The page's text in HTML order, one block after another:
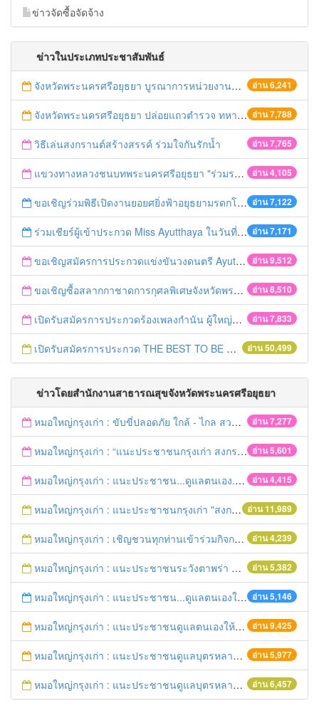
ข่าวจัดซื้อจัดจ้าง
ข่าวในประเภทประชาสัมพันธ์
อ่าน 6,241
จังหวัดพระนครศรีอยุธยา บูรณาการหน่วยงานที่เกี่ยวข้อง ลงพื้นที่จัดระเบียบและดำเนินมาตรการตามบทลงโทษสูงสุดกับผู้ประกอบการร้านค้าที่ยังฝ่าฝืนตั้งร้านค้ารุกล้ำเขตพื้นที่ทางหลวง เตรียมความปลอดภัยก่อนเทศกาลสงกรานต์
อ่าน 7,788
จังหวัดพระนครศรีอยุธยา ปล่อยแถวตำรวจ ทหาร ฝ่ายปกครอง กว่า 100 นาย ตรวจเข้มท่ารถสาธารณะ สถานีขนส่งรถโดยสาร วินรถตู้ และสถานีรถไฟ เตรียมรับมือเทศกาลสงกรานต์
อ่าน 7,765
วิธีเล่นสงกรานต์สร้างสรรค์ ร่วมใจกันรักน้ำ
อ่าน 4,105
แขวงทางหลวงชนบทพระนครศรีอยุธยา "ร่วมรณรงค์ ขับช้า เปิดไฟหน้า คาดเข็มขัด" เทศกาลสงกรานต์ ปี 2561
อ่าน 7,122
ขอเชิญร่วมพิธีเปิดงานยอยศยิ่งฟ้าอยุธยามรดกโลก
อ่าน 7,171
ร่วมเชียร์ผู้เข้าประกวด Miss Ayutthaya ในวันที่ 15 ธันวาคม 2560
อ่าน 9,512
ขอเชิญสมัครการประกวดแข่งขันวงดนตรี Ayutthaya battle of the bands
อ่าน 8,510
ขอเชิญซื้อสลากกาชาดการกุศลพิเศษจังหวัดพระนครศรีอยุธยา 2560
อ่าน 7,833
เปิดรับสมัครการประกวดร้องเพลงกำนัน ผู้ใหญ่บ้าน ฯลฯ
อ่าน 50,499
เปิดรับสมัครการประกวด THE BEST TO BE NUMBER ONE
ข่าวโดยสำนักงานสาธารณสุขจังหวัดพระนครศรีอยุธยา
อ่าน 7,277
หมอใหญ่กรุงเก่า : ขับขี่ปลอดภัย ใกล้ - ไกล สวมหมวกนิรภัย
อ่าน 5,601
หมอใหญ่กรุงเก่า : “แนะประชาชนกรุงเก่า สงกรานต์ร่วมขับขี่ปลอดภัย
อ่าน 4,415
หมอใหญ่กรุงเก่า : แนะประชาชน...ดูแลตนเอง...“รับมือภัยแล้ง”
อ่าน 11,989
หมอใหญ่กรุงเก่า : แนะประชาชนกรุงเก่า "สงกรานต์ขับขี่ปลอดภัย"
อ่าน 4,239
หมอใหญ่กรุงเก่า : เชิญชวนทุกท่านเข้าร่วมกิจกรรมวิ่งเพื่อสุขภาพ 7เมษายนนี้ 5โมงเย็น
อ่าน 5,382
หมอใหญ่กรุงเก่า : แนะประชาชนระวังตาพร่า ปวดศีรษะ ชาครึ่งซีก เสี่ยงอัมพฤกษ์ อัมพาต
อ่าน 5,146
หมอใหญ่กรุงเก่า : แนะประชาชน...ดูแลตนเองให้ห่างไกลโรค...ในช่วงฤดูร้อน
อ่าน 9,425
หมอใหญ่กรุงเก่า : แนะประชาชนดูแลตนเองให้ห่างไกลวัณโรค
อ่าน 5,977
หมอใหญ่กรุงเก่า : แนะประชาชนดูแลบุตรหลาน ป้องกันเด็กจมน้ำตายในช่วงฤดูร้อน
อ่าน 6,457
หมอใหญ่กรุงเก่า : แนะประชาชนดูแลบุตรหลาน ป้องกันเด็กจมน้ำตายในช่วงฤดูร้อน